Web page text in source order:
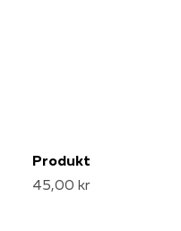
Produkt
45,00 kr